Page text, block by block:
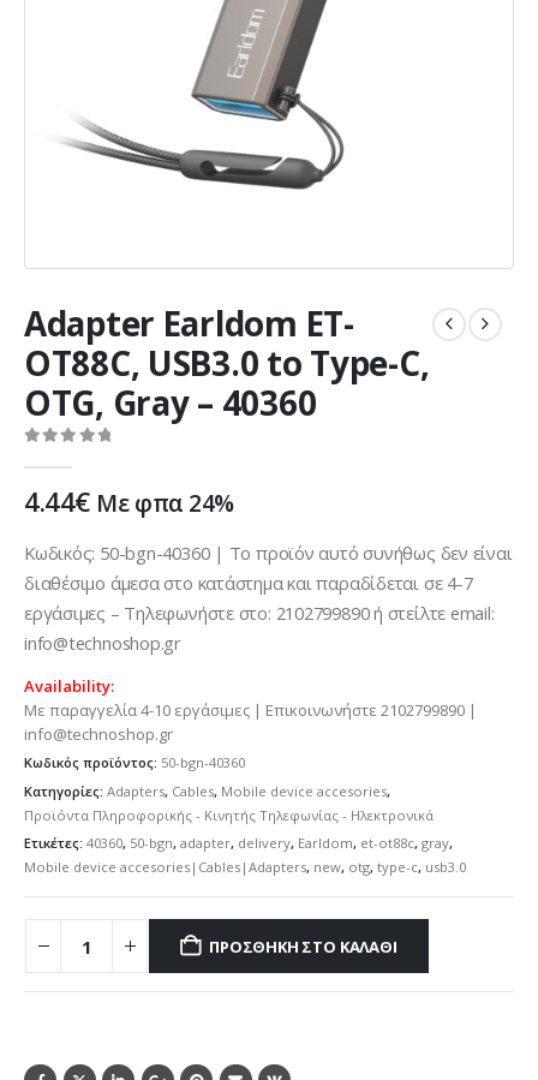
Adapter Earldom ET-
OT88C, USB3.0 to Type-C,
OTG, Grаy – 40360
4.44€ Με φπα 24%
Κωδικός: 50-bgn-40360 | Το προϊόν αυτό συνήθως δεν είναι
διαθέσιμο άμεσα στο κατάστημα και παραδίδεται σε 4-7
εργάσιμες – Τηλεφωνήστε στο: 2102799890 ή στείλτε email:
info@technoshop.gr
Availability:
Με παραγγελία 4-10 εργάσιμες | Επικοινωνήστε 2102799890 |
info@technoshop.gr
Κωδικός προϊόντος: 50-bgn-40360
Κατηγορίες: Adapters, Cables, Mobile device accesories,
Προϊόντα Πληροφορικής - Κινητής Τηλεφωνίας - Ηλεκτρονικά
Ετικέτες: 40360, 50-bgn, adapter, delivery, Earldom, et-ot88c, grаy,
Mobile device accesories|Cables|Adapters, new, otg, type-c, usb3.0
ΠΡΟΣΘΉΚΗ ΣΤΟ ΚΑΛΆΘΙ